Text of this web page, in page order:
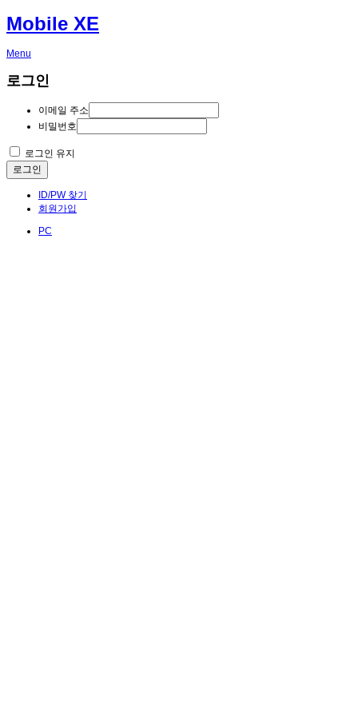
Mobile XE
Menu
로그인
이메일 주소
비밀번호
로그인 유지
로그인
ID/PW 찾기
회원가입
PC